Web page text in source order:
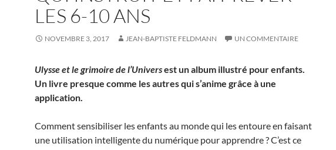
LES 6-10 ANS
NOVEMBRE 3, 2017 JEAN-BAPTISTE FELDMANN UN COMMENTAIRE
Ulysse et le grimoire de l’Universest un album illustré pour enfants.
Un livre presque comme les autres qui s’anime grâce à une
application.
Comment sensibiliser les enfants au monde qui les entoure en faisant
une utilisation intelligente du numérique pour apprendre ? C’est ce